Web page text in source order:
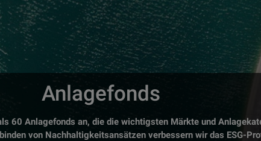
Anlagefonds
60 Anlagefonds an, die die wichtigsten Märkte und
von Nachhaltigkeitsansätzen verbessern wir das ESG-